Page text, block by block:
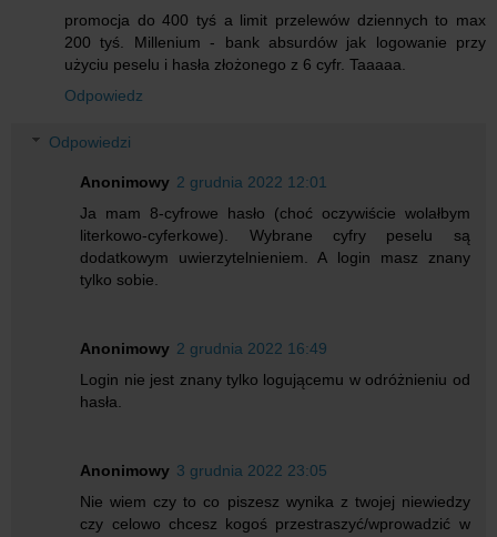
promocja do 400 tyś a limit przelewów dziennych to max
200 tyś. Millenium - bank absurdów jak logowanie przy
użyciu peselu i hasła złożonego z 6 cyfr. Taaaaa.
Odpowiedz
Odpowiedzi
Anonimowy 2 grudnia 2022 12:01
Ja mam 8-cyfrowe hasło (choć oczywiście wolałbym
literkowo-cyferkowe). Wybrane cyfry peselu są
dodatkowym uwierzytelnieniem. A login masz znany
tylko sobie.
Anonimowy 2 grudnia 2022 16:49
Login nie jest znany tylko logującemu w odróżnieniu od
hasła.
Anonimowy 3 grudnia 2022 23:05
Nie wiem czy to co piszesz wynika z twojej niewiedzy
czy celowo chcesz kogoś przestraszyć/wprowadzić w